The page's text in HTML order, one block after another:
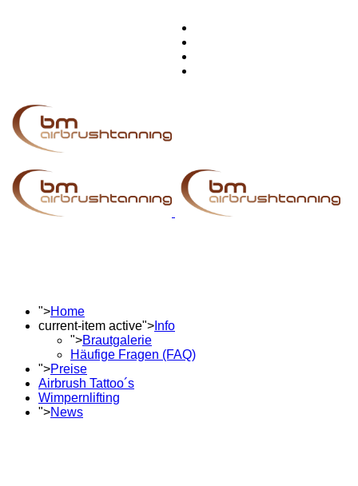
">Home
current-item active"> Info
">Brautgalerie
Häufige Fragen (FAQ)
">Preise
Airbrush Tattoo´s
Wimpernlifting
">News